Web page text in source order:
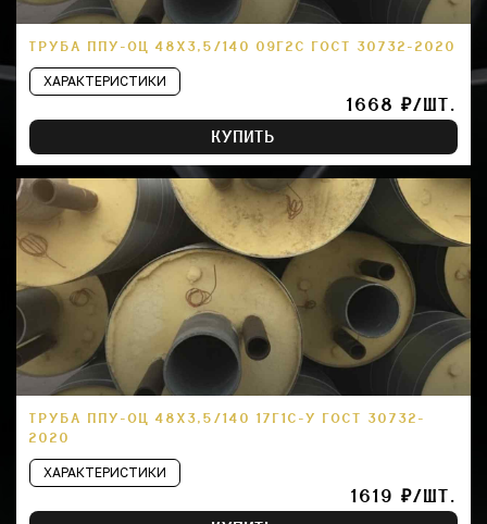
ТРУБА ППУ-ОЦ 48Х3,5/140 09Г2С ГОСТ 30732-2020
ХАРАКТЕРИСТИКИ
1668 ₽/ШТ.
КУПИТЬ
ТРУБА ППУ-ОЦ 48Х3,5/140 17Г1С-У ГОСТ 30732-
2020
ХАРАКТЕРИСТИКИ
1619 ₽/ШТ.